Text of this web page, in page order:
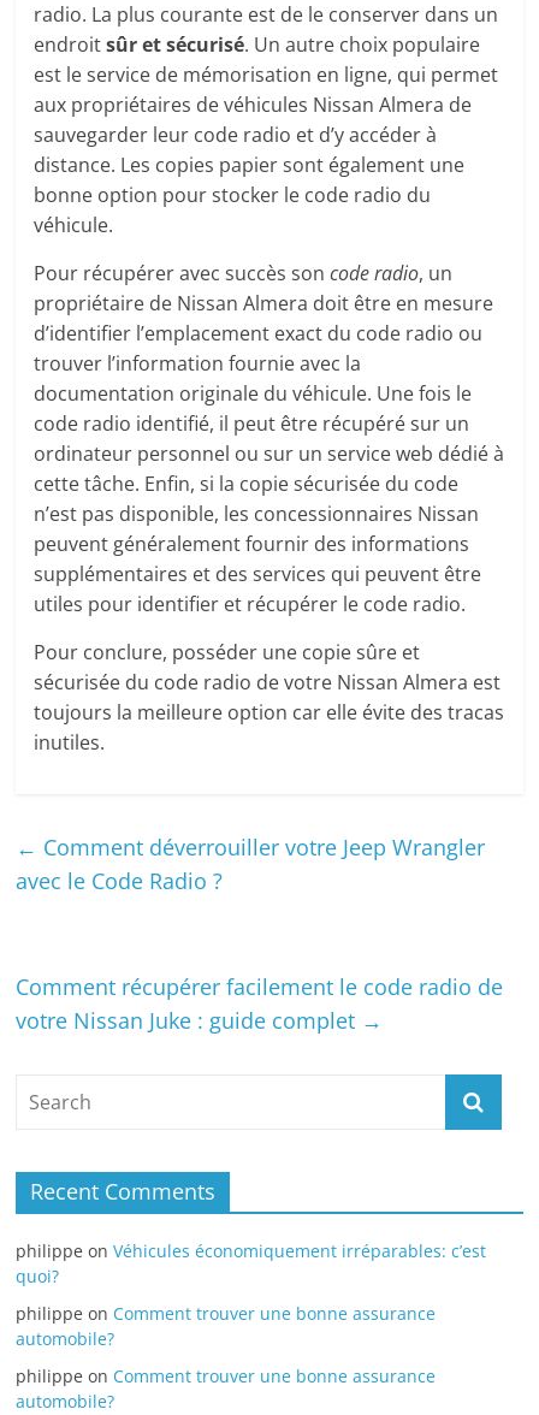
radio. La plus courante est de le conserver dans un
endroitsûr et sécurisé. Un autre choix populaire
est le service de mémorisation en ligne, qui permet
aux propriétaires de véhicules Nissan Almera de
sauvegarder leur code radio et d’y accéder à
distance. Les copies papier sont également une
bonne option pour stocker le code radio du
véhicule.
Pour récupérer avec succès soncode radio, un
propriétaire de Nissan Almera doit être en mesure
d’identifier l’emplacement exact du code radio ou
trouver l’information fournie avec la
documentation originale du véhicule. Une fois le
code radio identifié, il peut être récupéré sur un
ordinateur personnel ou sur un service web dédié à
cette tâche. Enfin, si la copie sécurisée du code
n’est pas disponible, les concessionnaires Nissan
peuvent généralement fournir des informations
supplémentaires et des services qui peuvent être
utiles pour identifier et récupérer le code radio.
Pour conclure, posséder une copie sûre et
sécurisée du code radio de votre Nissan Almera est
toujours la meilleure option car elle évite des tracas
inutiles.
← Comment déverrouiller votre Jeep Wrangler
avec le Code Radio ?
Comment récupérer facilement le code radio de
votre Nissan Juke : guide complet →
Recent Comments
philippe onVéhicules économiquement irréparables: c’est
quoi?
philippe on Comment trouver une bonne assurance
automobile?
philippe on Comment trouver une bonne assurance
automobile?